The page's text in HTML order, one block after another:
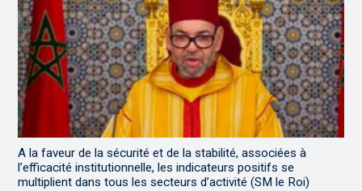
A la faveur de la sécurité et de la stabilité, associées à
l’efficacité institutionnelle, les indicateurs positifs se
multiplient dans tous les secteurs d’activité (SM le Roi)